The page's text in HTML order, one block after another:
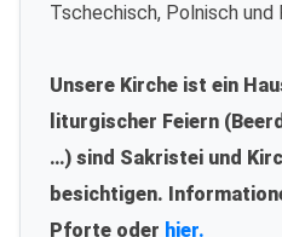
Tschechisch, Polnisch und
Unsere Kirche ist ein
liturgischer Feiern
…) sind Sakristei und
besichtigen.
Pforte oder hier.